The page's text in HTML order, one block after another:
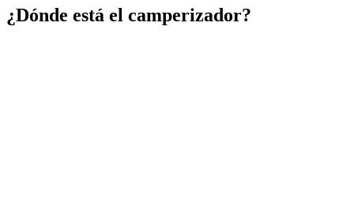
¿Dónde está el camperizador?